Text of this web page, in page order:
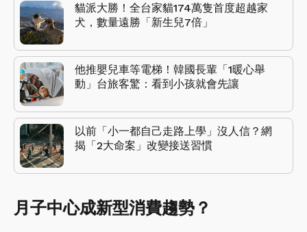
貓派大勝！全台家貓174萬隻首度超越家
犬，數量遠勝「新生兒7倍」
他推嬰兒車等電梯！韓國長輩「1暖心舉
動」台旅客驚：看到小孩就會先讓
以前「小一都自己走路上學」沒人信？網
揭「2大命案」改變接送習慣
月子中心成新型消費趨勢？